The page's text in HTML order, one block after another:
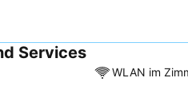
Services
WLAN im